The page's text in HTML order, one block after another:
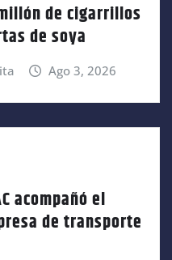
de cigarrillos
de soya
Ago 3, 2026
acompañó el
de transporte